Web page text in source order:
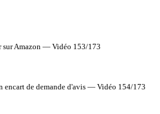
sur Amazon — Vidéo 153/173
encart de demande d'avis — Vidéo 154/173